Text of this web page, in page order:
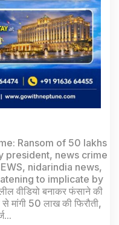
Ransom of 50 lakhs
president, news crime
, nidarindia news,
to implicate by
वीडियो बनाकर फंसाने की
से मांगी 50 लाख की फिरौती,